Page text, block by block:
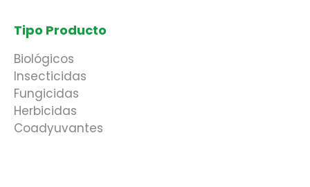
Tipo Producto
Biológicos
Insecticidas
Fungicidas
Herbicidas
Coadyuvantes